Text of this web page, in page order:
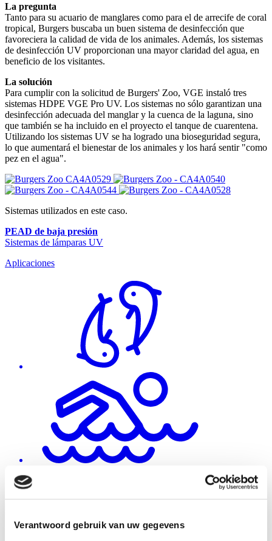
Verantwoord gebruik van uw gegevens
La pregunta
Tanto para su acuario de manglares como para el de arrecife de coral
tropical, Burgers buscaba un buen sistema de desinfección que
favoreciera la calidad de vida de los animales. Además, los sistemas
de desinfección UV proporcionan una mayor claridad del agua, en
beneficio de los visitantes.
La solución
Para cumplir con la solicitud de Burgers' Zoo, VGE instaló tres
sistemas HDPE VGE Pro UV. Los sistemas no sólo garantizan una
desinfección adecuada del manglar y la cuenca de la laguna, sino
que también se ha incluido en el proyecto el tanque de cuarentena.
Utilizando los sistemas UV se ha logrado una bioseguridad segura,
lo que aumentará el bienestar de los animales y los hará sentir "como
pez en el agua".
Sistemas utilizados en este caso.
PEAD de baja presión
Sistemas de lámparas UV
Aplicaciones